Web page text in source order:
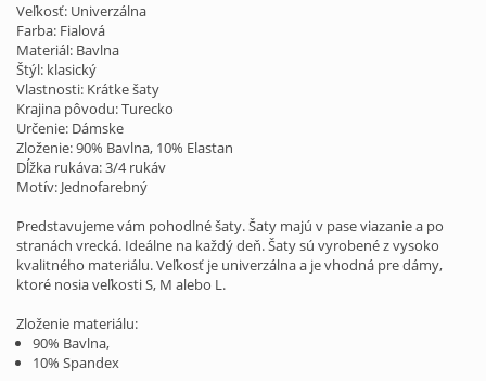
Veľkosť: Univerzálna
Farba: Fialová
Materiál: Bavlna
Štýl: klasický
Vlastnosti: Krátke šaty
Krajina pôvodu: Turecko
Určenie: Dámske
Zloženie: 90% Bavlna, 10% Elastan
Dĺžka rukáva: 3/4 rukáv
Motív: Jednofarebný
Predstavujeme vám pohodlné šaty. Šaty majú v pase viazanie a po
stranách vrecká. Ideálne na každý deň. Šaty sú vyrobené z vysoko
kvalitného materiálu. Veľkosť je univerzálna a je vhodná pre dámy,
ktoré nosia veľkosti S, M alebo L.
Zloženie materiálu:
90% Bavlna,
10% Spandex